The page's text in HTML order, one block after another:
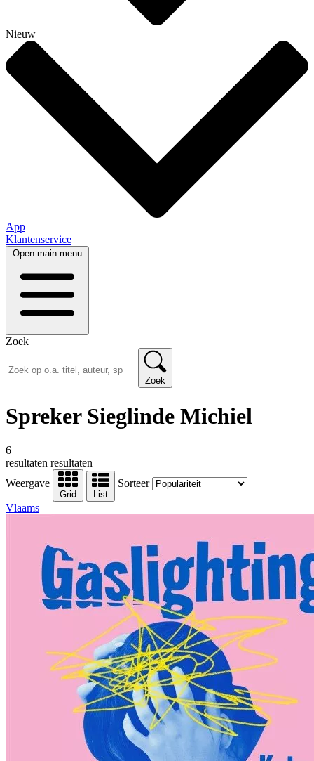
Nieuw
App
Klantenservice
Open main menu
Zoek
Zoek
Spreker Sieglinde Michiel
6
resultaten resultaten
Weergave
Grid List
Sorteer
Vlaams